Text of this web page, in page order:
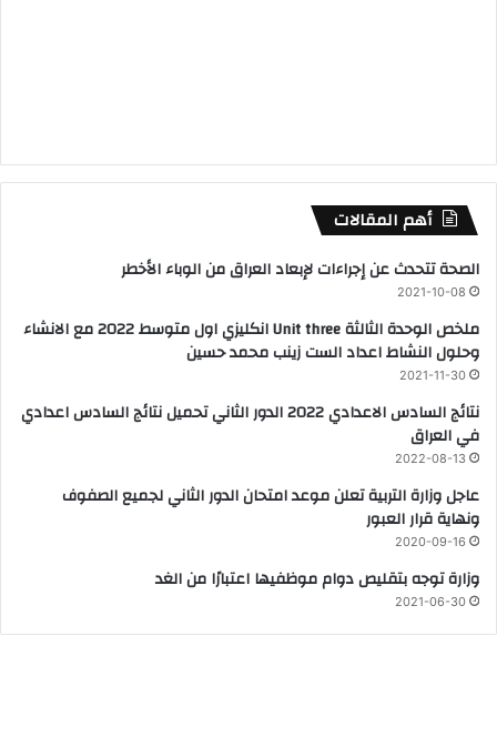
أهم المقالات
الصحة تتحدث عن إجراءات لإبعاد العراق من الوباء الأخطر
2021-10-08
ملخص الوحدة الثالثة Unit three انكليزي اول متوسط 2022 مع الانشاء
وحلول النشاط اعداد الست زينب محمد حسين
2021-11-30
نتائج السادس الاعدادي 2022 الدور الثاني تحميل نتائج السادس اعدادي
في العراق
2022-08-13
عاجل وزارة التربية تعلن موعد امتحان الدور الثاني لجميع الصفوف
ونهاية قرار العبور
2020-09-16
وزارة توجه بتقليص دوام موظفيها اعتبارًا من الغد
2021-06-30